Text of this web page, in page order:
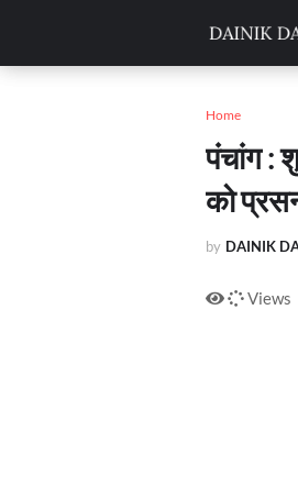
Home
पंचांग :
को
by DAINIK
Views